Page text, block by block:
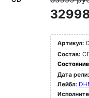
Артикул:
Состав:
Дата
Лейбл: